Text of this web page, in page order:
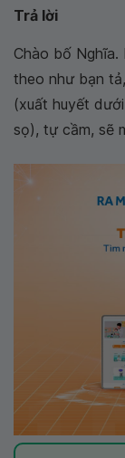
Trả lời
Chào bố
theo như bạn
(xuất huyết
sọ), tự cầm, sẽ